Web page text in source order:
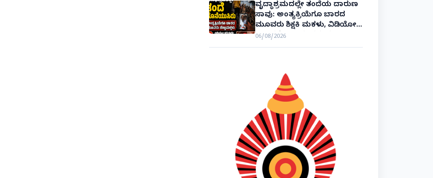
ವೃದ್ಧಾಶ್ರಮದಲ್ಲೇ ತಂದೆಯ ದಾರುಣ
ಸಾವು: ಅಂತ್ಯಕ್ರಿಯೆಗೂ ಬಾರದ
ಮೂವರು ಶಿಕ್ಷಕಿ ಮಕಳು, ವಿಡಿಯೋ
ಕಾಲಿನಲ್ಲೇ ಅಂತಿಮ ದರ್ಶನ!
06/08/2026